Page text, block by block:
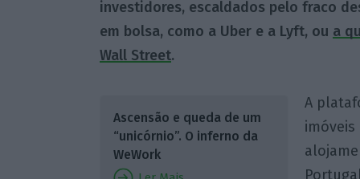
investidores, escaldados pelo fraco
em bolsa, como a Uber e a Lyft, ou a
Wall Street.
Ascensão e queda de um
“unicórnio”. O inferno da
WeWork
A
imóveis